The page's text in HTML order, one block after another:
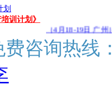
训计划》
（4月18-19日 广州）
费咨询热线